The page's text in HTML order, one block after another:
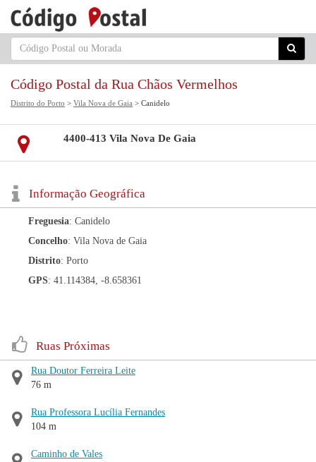
Código Postal da Rua Chãos Vermelhos
Distrito do Porto > Vila Nova de Gaia > Canidelo
4400-413 Vila Nova De Gaia
Informação Geográfica
Freguesia: Canidelo
Concelho: Vila Nova de Gaia
Distrito: Porto
GPS: 41.114384, -8.658361
Ruas Próximas
Rua Doutor Ferreira Leite
76 m
Rua Professora Lucília Fernandes
104 m
Caminho de Vales